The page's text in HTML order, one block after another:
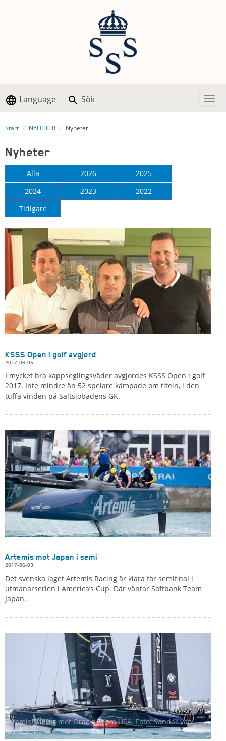
Language Sök
Start NYHETER Nyheter
Nyheter
Alla 2026
2025
2024
2023
2022
Tidigare
KSSS Open i golf avgjord
2017-06-05
I mycket bra kappseglingsväder avgjordes KSSS Open i golf
2017. Inte mindre än 52 spelare kämpade om titeln, i den
tuffa vinden på Saltsjöbadens GK.
Artemis mot Japan i semi
2017-06-03
Det svenska laget Artemis Racing är klara för semifinal i
utmanarserien i America’s Cup. Där väntar Softbank Team
Japan.
Artemis Racing mot Oracle Team USA. Foto: Sander van
der Borch.